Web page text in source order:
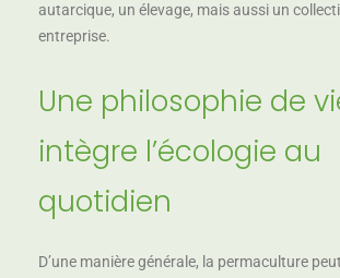
autarcique, un élevage, mais aussi un
entreprise.
Une philosophie de
intègre l’écologie au
quotidien
D’une manière générale, la permaculture